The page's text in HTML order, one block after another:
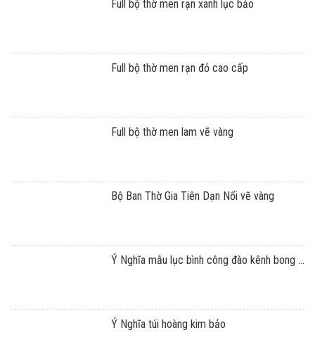
Full bộ thờ men rạn xanh lục bảo
Full bộ thờ men rạn đỏ cao cấp
Full bộ thờ men lam vẽ vàng
Bộ Ban Thờ Gia Tiên Dạn Nổi vẽ vàng
Ý Nghĩa mẫu lục bình công đào kênh bong ...
Ý Nghĩa túi hoàng kim bảo